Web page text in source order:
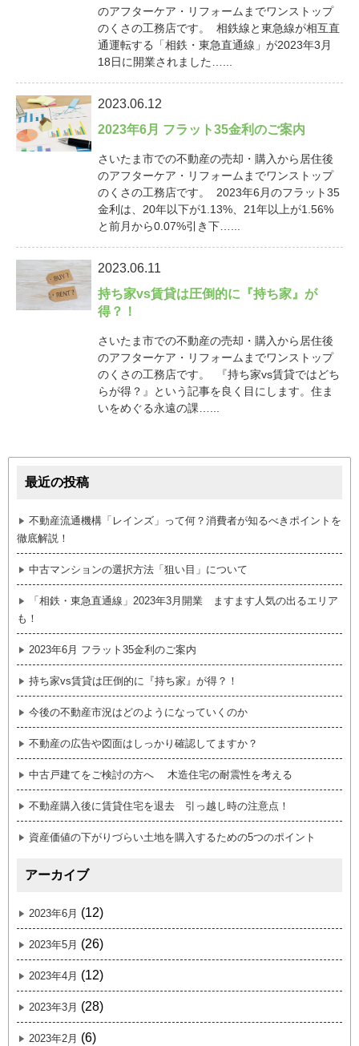
のアフターケア・リフォームまでワンストップ
のくさの工務店です。 相鉄線と東急線が相互直
通運転する「相鉄・東急直通線」が2023年3月
18日に開業されました…...
2023.06.12
2023年6月 フラット35金利のご案内
さいたま市での不動産の売却・購入から居住後
のアフターケア・リフォームまでワンストップ
のくさの工務店です。 2023年6月のフラット35
金利は、20年以下が1.13%、21年以上が1.56%
と前月から0.07%引き下…...
2023.06.11
持ち家vs賃貸は圧倒的に『持ち家』が
得？！
さいたま市での不動産の売却・購入から居住後
のアフターケア・リフォームまでワンストップ
のくさの工務店です。 『持ち家vs賃貸ではどち
らが得？』という記事を良く目にします。住ま
いをめぐる永遠の課…...
最近の投稿
不動産流通機構「レインズ」って何？消費者が知るべきポイントを
徹底解説！
中古マンションの選択方法「狙い目」について
「相鉄・東急直通線」2023年3月開業 ますます人気の出るエリア
も！
2023年6月 フラット35金利のご案内
持ち家vs賃貸は圧倒的に『持ち家』が得？！
今後の不動産市況はどのようになっていくのか
不動産の広告や図面はしっかり確認してますか？
中古戸建てをご検討の方へ 木造住宅の耐震性を考える
不動産購入後に賃貸住宅を退去 引っ越し時の注意点！
資産価値の下がりづらい土地を購入するための5つのポイント
アーカイブ
2023年6月 (12)
2023年5月 (26)
2023年4月 (12)
2023年3月 (28)
2023年2月 (6)